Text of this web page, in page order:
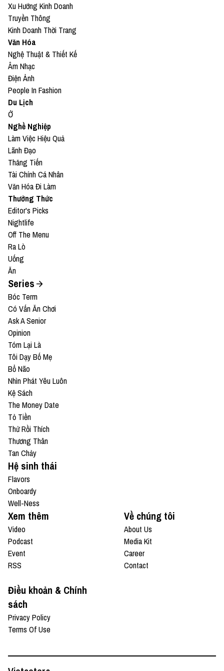
Xu Hướng Kinh Doanh
Truyền Thông
Kinh Doanh Thời Trang
Văn Hóa
Nghệ Thuật & Thiết Kế
Âm Nhạc
Điện Ảnh
People In Fashion
Du Lịch
Ở
Nghề Nghiệp
Làm Việc Hiệu Quả
Lãnh Đạo
Thăng Tiến
Tài Chính Cá Nhân
Văn Hóa Đi Làm
Thưởng Thức
Editor's Picks
Nightlife
Off The Menu
Ra Lò
Uống
Ăn
Series
Bóc Term
Có Vấn Ăn Chơi
Ask A Senior
Opinion
Tóm Lại Là
Tôi Dạy Bố Mẹ
Bổ Não
Nhìn Phát Yêu Luôn
Kệ Sách
The Money Date
Tỏ Tiền
Thử Rồi Thích
Thương Thân
Tan Chảy
Hệ sinh thái
Flavors
Onboardy
Well-Ness
Xem thêm
Video
Podcast
Event
RSS
Về chúng tôi
About Us
Media Kit
Career
Contact
Điều khoản & Chính
sách
Privacy Policy
Terms Of Use